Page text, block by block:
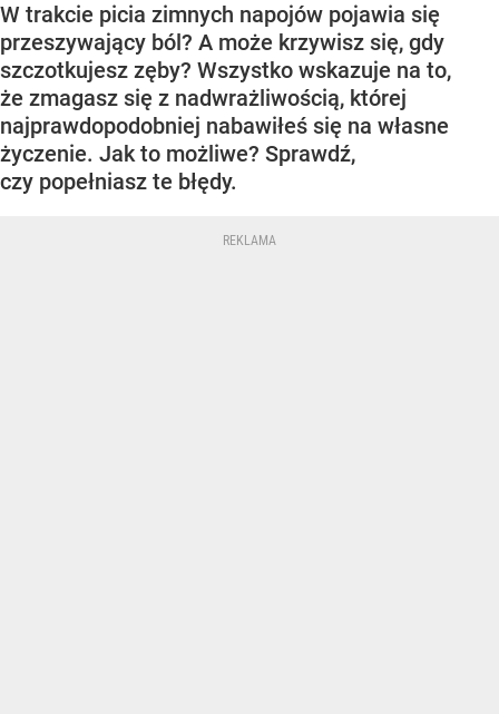
W trakcie picia zimnych napojów pojawia się
przeszywający ból? A może krzywisz się, gdy
szczotkujesz zęby? Wszystko wskazuje na to,
że zmagasz się z nadwrażliwością, której
najprawdopodobniej nabawiłeś się na własne
życzenie. Jak to możliwe? Sprawdź,
czy popełniasz te błędy.